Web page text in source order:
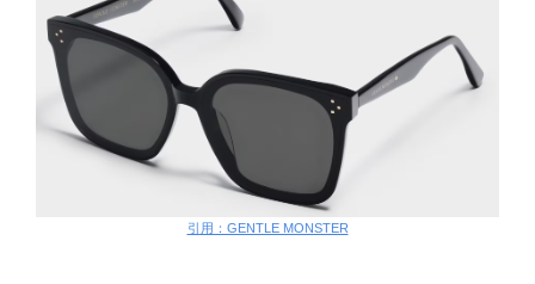
引用：GENTLE MONSTER